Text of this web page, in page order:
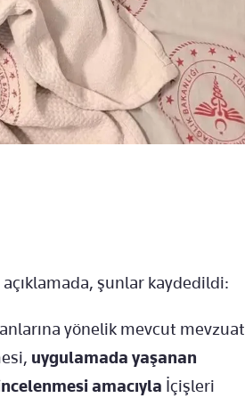
şunlar kaydedildi:
yönelik mevcut mevzuat
uygulamada yaşanan
amacıyla İçişleri